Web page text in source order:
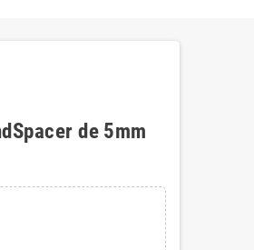
de 5mm